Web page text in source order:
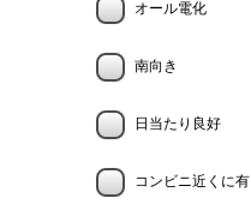
オール電化
南向き
日当たり良好
コンビニ近くに有